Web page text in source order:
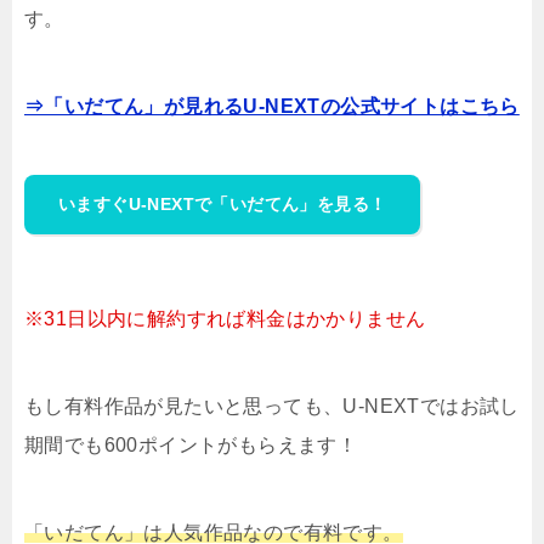
す。
⇒「いだてん」が見れるU-NEXTの公式サイトはこちら
いますぐU-NEXTで「いだてん」を見る！
※31日以内に解約すれば料金はかかりません
もし有料作品が見たいと思っても、U-NEXTではお試し
期間でも600ポイントがもらえます！
「いだてん」は人気作品なので有料です。